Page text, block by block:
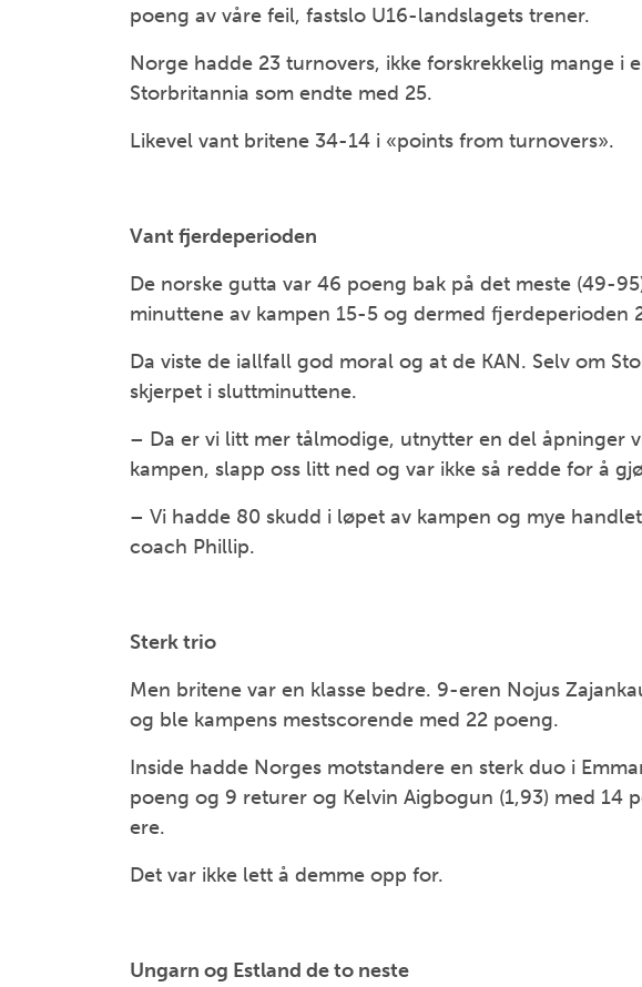
poeng av våre feil, fastslo U16-landslagets trener.
Norge hadde 23 turnovers, ikke forskrekkelig mange i
Storbritannia som endte med 25.
Likevel vant britene 34-14 i «points from turnovers».
Vant fjerdeperioden
De norske gutta var 46 poeng bak på det meste (49-
minuttene av kampen 15-5 og dermed fjerdeperioden
Da viste de iallfall god moral og at de KAN. Selv om
skjerpet i sluttminuttene.
– Da er vi litt mer tålmodige, utnytter en del åpninger
kampen, slapp oss litt ned og var ikke så redde for å
– Vi hadde 80 skudd i løpet av kampen og mye
coach Phillip.
Sterk trio
Men britene var en klasse bedre. 9-eren Nojus
og ble kampens mestscorende med 22 poeng.
Inside hadde Norges motstandere en sterk duo i
poeng og 9 returer og Kelvin Aigbogun (1,93) med 14
ere.
Det var ikke lett å demme opp for.
Ungarn og Estland de to neste